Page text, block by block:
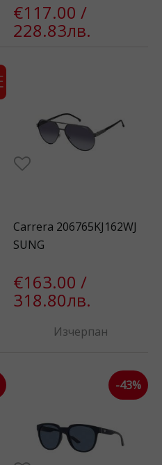
€117.00 /
228.83лв.
Carrera 206765KJ162WJ
SUNG
€163.00 /
318.80лв.
Изчерпан
-43%